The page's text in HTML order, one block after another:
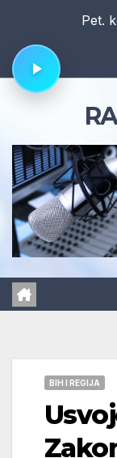
content
Pet.
BIH I REGIJA